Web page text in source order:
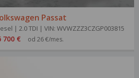
Passat
| 2.0 TDI | VIN: WVWZZZ3CZGP003815
700 € od 26 €/mes.